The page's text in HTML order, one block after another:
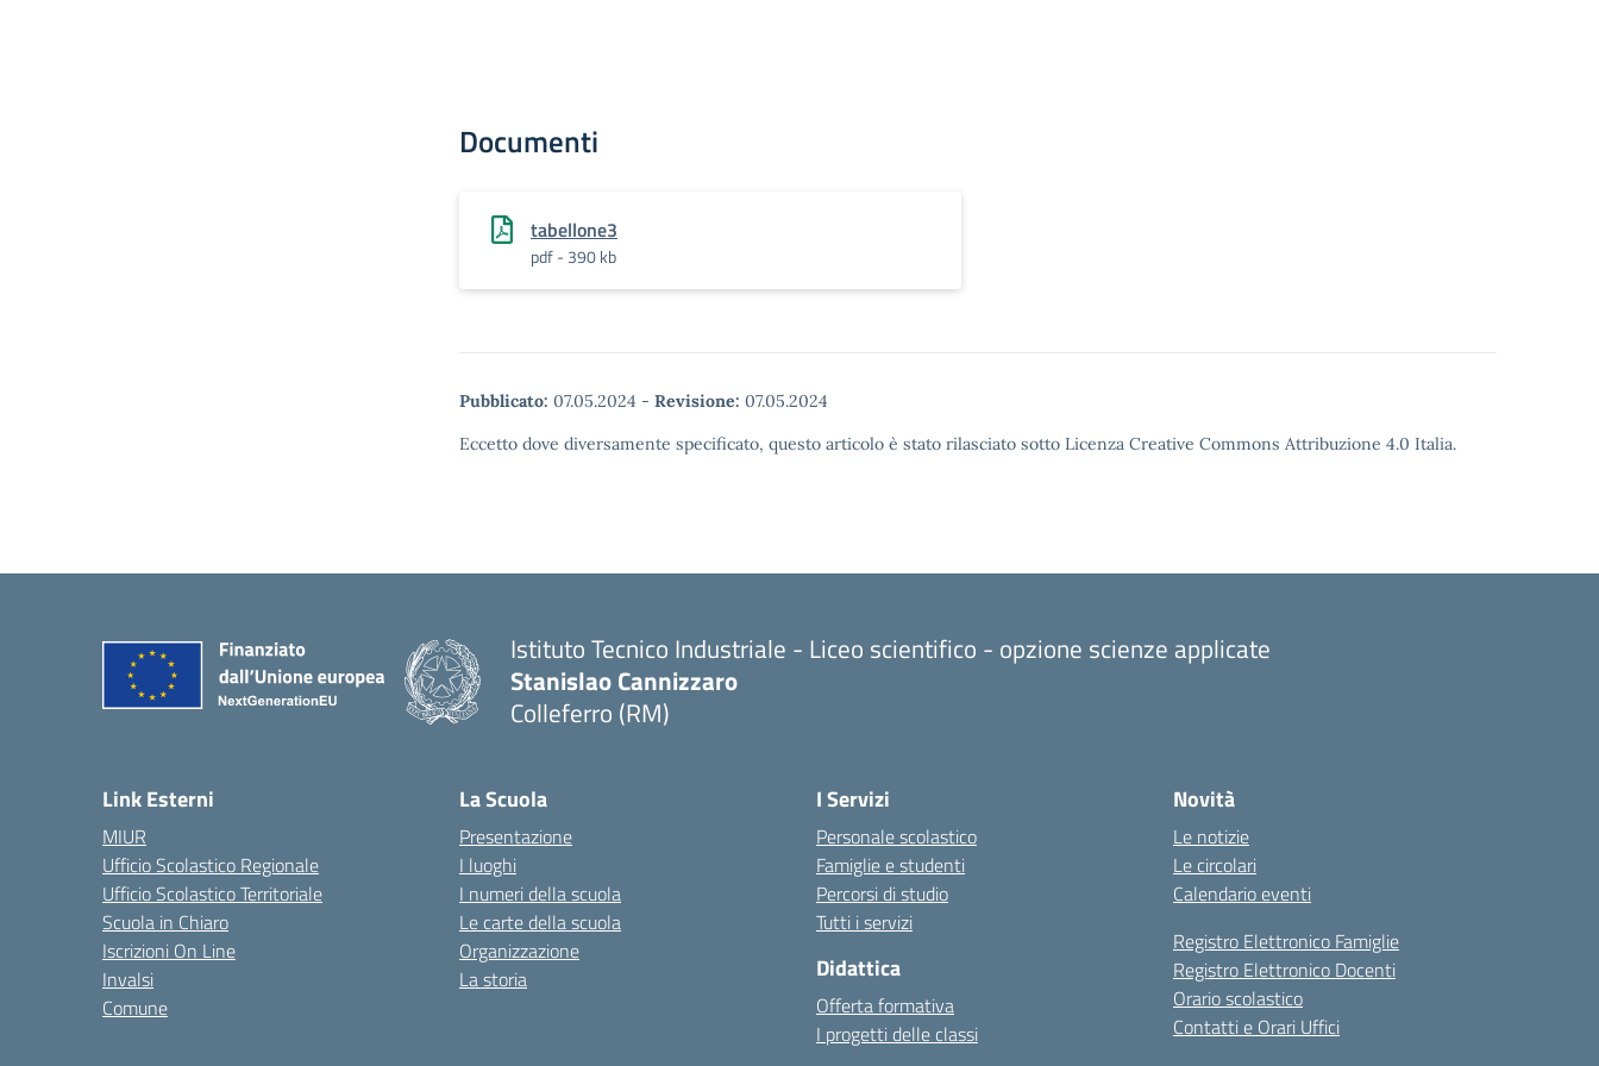
Documenti
tabellone3
pdf - 390 kb
Pubblicato: 07.05.2024 - Revisione: 07.05.2024
Eccetto dove diversamente specificato, questo articolo è stato rilasciato sotto Licenza Creative Commons Attribuzione 4.0 Italia.
Istituto Tecnico Industriale - Liceo scientifico - opzione scienze applicate
Stanislao Cannizzaro
Colleferro (RM)
Link Esterni
MIUR
Ufficio Scolastico Regionale
Ufficio Scolastico Territoriale
Scuola in Chiaro
Iscrizioni On Line
Invalsi
Comune
La Scuola
Presentazione
I luoghi
I numeri della scuola
Le carte della scuola
Organizzazione
La storia
I Servizi
Personale scolastico
Famiglie e studenti
Percorsi di studio
Tutti i servizi
Didattica
Offerta formativa
I progetti delle classi
Novità
Le notizie
Le circolari
Calendario eventi
Registro Elettronico Famiglie
Registro Elettronico Docenti
Orario scolastico
Contatti e Orari Uffici